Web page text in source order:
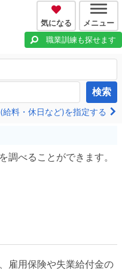
気になる メニュー
職業訓練も探せます
検索
給料・休日など)を指定する
調べることができます。
雇用保険や失業給付金の